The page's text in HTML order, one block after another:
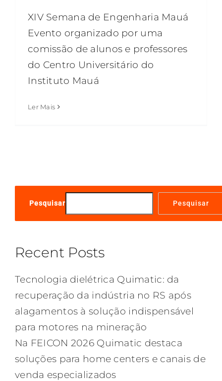
XIV Semana de Engenharia Mauá
Evento organizado por uma
comissão de alunos e professores
do Centro Universitário do
Instituto Mauá
Ler Mais
Pesquisar Pesquisar
Recent Posts
Tecnologia dielétrica Quimatic: da
recuperação da indústria no RS após
alagamentos à solução indispensável
para motores na mineração
Na FEICON 2026 Quimatic destaca
soluções para home centers e canais de
venda especializados